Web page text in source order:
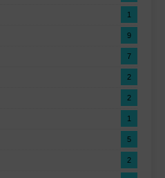
1
9
7
2
2
1
5
2